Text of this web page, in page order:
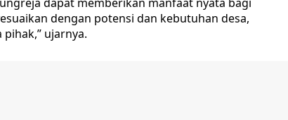
dengan potensi dan kebutuhan desa,
ujarnya.